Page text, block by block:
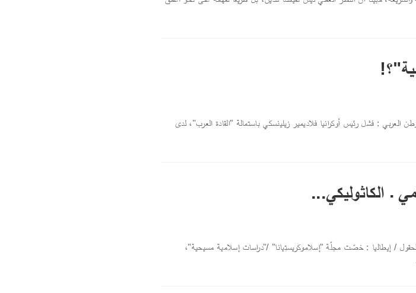
: فشل رئيس أوكرانيا فلاديمير زيلينسكي باستمالة "القادة العرب"، لدى
ـ الكاثوليكي...
/ إيطاليا : خصّت مجلّة "إسلاموكريستِيانا" /"دراسات إسلامية مسيحية"،